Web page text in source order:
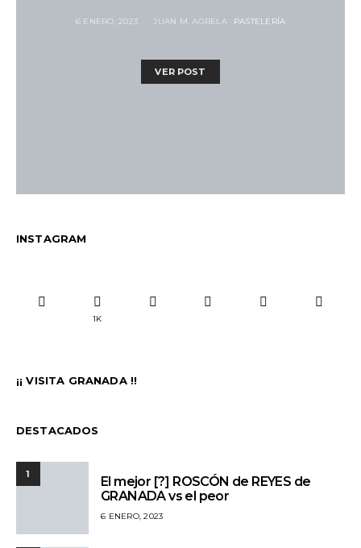
6 ENERO, 2023 JUAN M. AGRELA PASTELERÍA
VER POST
INSTAGRAM
1K
¡¡ VISITA GRANADA !!
DESTACADOS
1
El mejor [?] ROSCÓN de REYES de
GRANADA vs el peor
6 ENERO, 2023